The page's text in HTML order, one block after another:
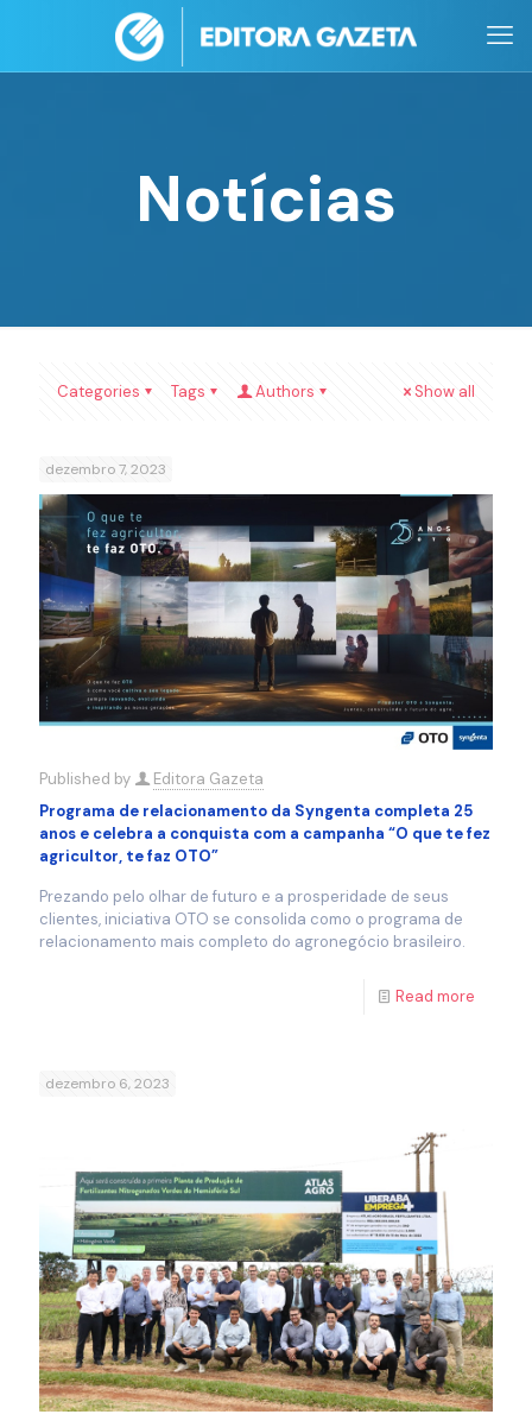
Notícias
Categories Tags Authors Show all
dezembro 7, 2023
Published by
Editora Gazeta
Programa de relacionamento da Syngenta completa 25
anos e celebra a conquista com a campanha “O que te fez
agricultor, te faz OTO”
Prezando pelo olhar de futuro e a prosperidade de seus
clientes, iniciativa OTO se consolida como o programa de
relacionamento mais completo do agronegócio brasileiro.
Read more
dezembro 6, 2023